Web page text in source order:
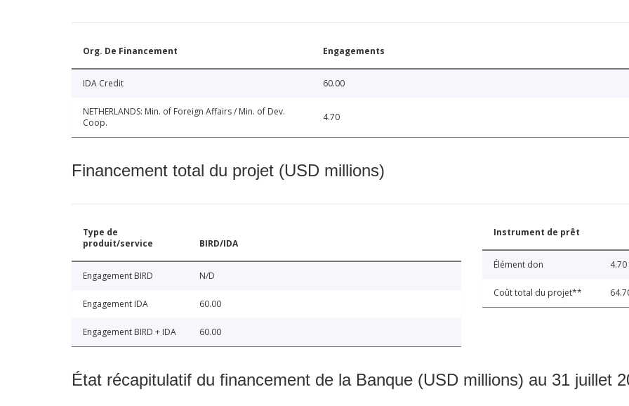
Org. De Financement Engagements
IDA Credit 60.00
NETHERLANDS: Min. of Foreign Affairs / Min. of Dev.
Coop.
4.70
Financement total du projet (USD millions)
Type de
produit/service
BIRD/IDA
Engagement BIRD N/D
Engagement IDA 60.00
Engagement BIRD + IDA 60.00
Instrument de prêt
Élément don 4.70
Coût total du projet**
État récapitulatif du financement de la Banque (USD millions) au 31 juillet